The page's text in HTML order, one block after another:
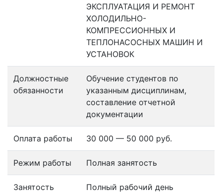
ЭКСПЛУАТАЦИЯ И РЕМОНТ
ХОЛОДИЛЬНО-
КОМПРЕССИОННЫХ И
ТЕПЛОНАСОСНЫХ МАШИН И
УСТАНОВОК
Должностные
обязанности
Обучение студентов по
указанным дисциплинам,
составление отчетной
документации
Оплата работы 30 000 — 50 000 руб.
Режим работы Полная занятость
Занятость Полный рабочий день